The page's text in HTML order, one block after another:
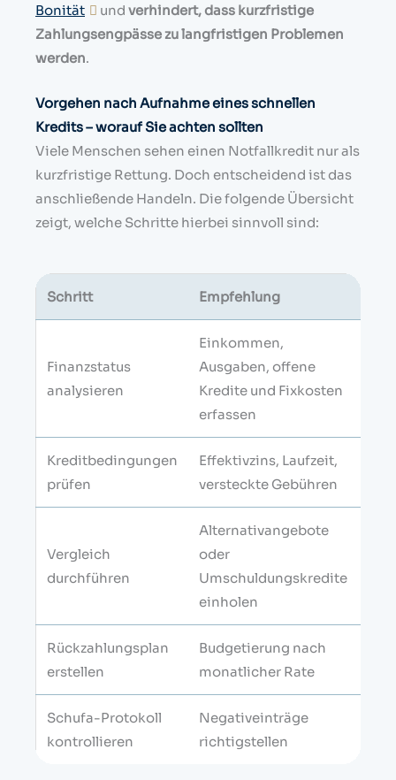
Bonität
und verhindert, dass kurzfristige
Zahlungsengpässe zu langfristigen Problemen
werden.
Vorgehen nach Aufnahme eines schnellen
Kredits – worauf Sie achten sollten
Viele Menschen sehen einen Notfallkredit nur als
kurzfristige Rettung. Doch entscheidend ist das
anschließende Handeln. Die folgende Übersicht
zeigt, welche Schritte hierbei sinnvoll sind:
Schritt Empfehlung
Finanzstatus
analysieren
Einkommen,
Ausgaben, offene
Kredite und Fixkosten
erfassen
Kreditbedingungen
prüfen
Effektivzins, Laufzeit,
versteckte Gebühren
Vergleich
durchführen
Alternativangebote
oder
Umschuldungskredite
einholen
Rückzahlungsplan
erstellen
Budgetierung nach
monatlicher Rate
Schufa-Protokoll
kontrollieren
Negativeinträge
richtigstellen